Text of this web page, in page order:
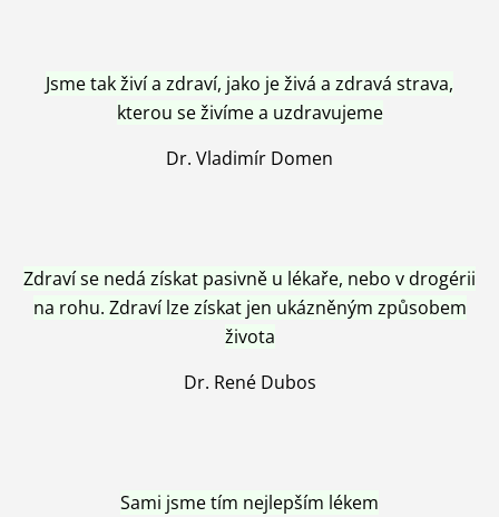
Jsme tak živí a zdraví, jako je živá a zdravá strava,
kterou se živíme a uzdravujeme
Dr. Vladimír Domen
Zdraví se nedá získat pasivně u lékaře, nebo v drogérii
na rohu. Zdraví lze získat jen ukázněným způsobem
života
Dr. René Dubos
Sami jsme tím nejlepším lékem